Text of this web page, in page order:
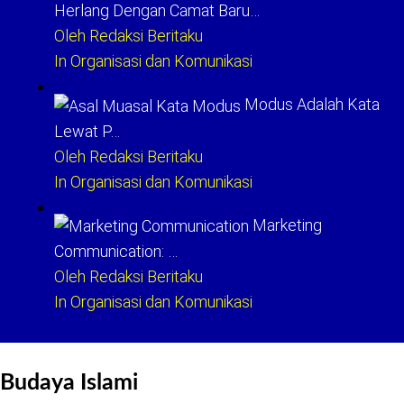
Herlang Dengan Camat Baru…
Oleh Redaksi Beritaku
In Organisasi dan Komunikasi
Modus Adalah Kata
Lewat P…
Oleh Redaksi Beritaku
In Organisasi dan Komunikasi
Marketing
Communication: …
Oleh Redaksi Beritaku
In Organisasi dan Komunikasi
Budaya Islami